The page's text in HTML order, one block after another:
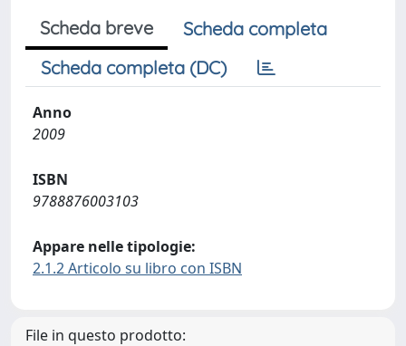
Scheda breve
Scheda completa
Scheda completa (DC)
Anno
2009
ISBN
9788876003103
Appare nelle tipologie:
2.1.2 Articolo su libro con ISBN
File in questo prodotto: